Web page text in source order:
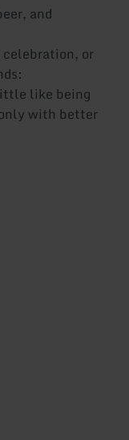
and
or
like being
with better